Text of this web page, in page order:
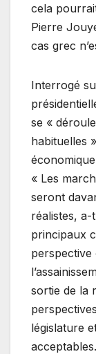
cela
Pierre
cas grec
Interrogé
se «
habituelles
« Les
seront
réalistes,
principaux
perspective
sortie de la
législature
acceptables.